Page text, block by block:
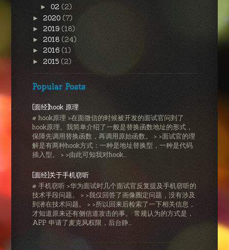
►02(2)
►2020(7)
►2019(18)
►2018(24)
►2016(1)
►2015(2)
Popular Posts
[面经]hook 原理
# hook原理 >在面微信的时候被开发的面试官问到了
hook原理。我简单介绍了一般是替换函数地址的形式，
保障先调用替换函数，再调用原始函数。 > >面试官的理
解是有两种hook方式：一种是地址替换型，一种是代码
插入型。 > >由此可知我对hook...
[面经]关于手机窃听
# 手机窃听 >华为面试时几个面试官反复提及手机窃听的
技术手段问题。 > >我仅回答了画像圈定问题，没有涉及
到潜在技术问题。 > >所以回来后检索了一下相关信息，
才知道原来还有侧信道攻击的事。 常规认为的方式是，
APP 申请了麦克风权限，后台静...